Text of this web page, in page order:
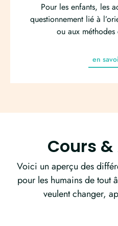
Pour les enfants, les
questionnement lié à
ou aux méthodes
en
Cours
Voici un aperçu des
pour les humains de tout
veulent changer,